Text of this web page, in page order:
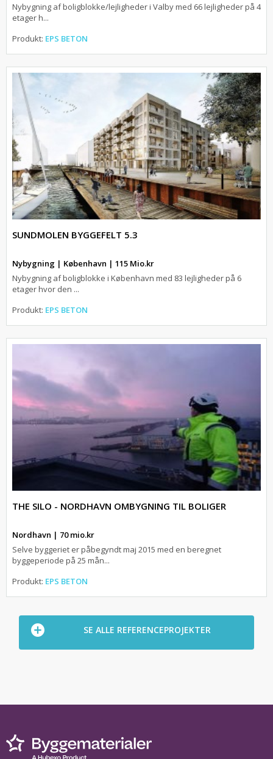
Nybygning af boligblokke/lejligheder i Valby med 66 lejligheder på 4
etager h...
Produkt: EPS BETON
SUNDMOLEN BYGGEFELT 5.3
Nybygning | København | 115 Mio.kr
Nybygning af boligblokke i København med 83 lejligheder på 6
etager hvor den ...
Produkt: EPS BETON
THE SILO - NORDHAVN OMBYGNING TIL BOLIGER
Nordhavn | 70 mio.kr
Selve byggeriet er påbegyndt maj 2015 med en beregnet
byggeperiode på 25 mån...
Produkt: EPS BETON
SE ALLE REFERENCEPROJEKTER